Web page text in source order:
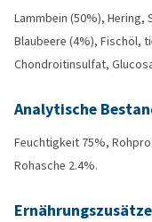
Lammbein (50%),
Blaubeere (4%), Fischöl,
Chondroitinsulfat,
Analytische
Feuchtigkeit 75%,
Rohasche 2.4%.
Ernährungszusätze